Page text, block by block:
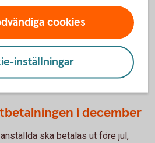
handlar om räntor, konjunkturer,
annat. Allt finns samlat här.
i december
ska betalas ut före jul,
cookies
inställningar